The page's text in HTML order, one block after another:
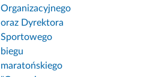
Organizacyjnego
oraz Dyrektora
Sportowego
biegu
maratońskiego